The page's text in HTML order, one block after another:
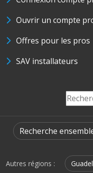
Ouvrir un compte
Offres pour les pros
SAV installateurs
Recherche
Autres régions :